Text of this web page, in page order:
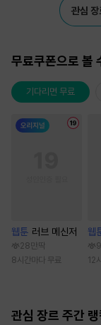
관심
무료쿠폰으로 볼
기다리면 무료
웹툰 러브 메신저
28만 딱
8시간마다 무료
웹
12
관심 장르 주간 랭